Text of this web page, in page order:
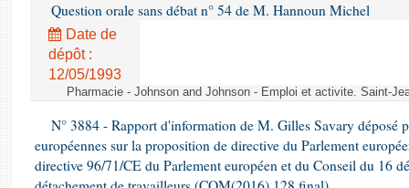
Question orale sans débat n° 54 de M. Hannoun Michel
Date de
dépôt :
12/05/1993
Pharmacie - Johnson and Johnson - Emploi et activite. Saint-
N° 3884 - Rapport d'information de M. Gilles Savary déposé
européennes sur la proposition de directive du Parlement
directive 96/71/CE du Parlement européen et du Conseil du 16